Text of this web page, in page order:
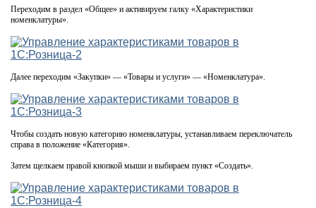
Переходим в раздел «Общее» и активируем галку «Характеристики
номенклатуры».
Далее переходим «Закупки» — «Товары и услуги» — «Номенклатура».
Чтобы создать новую категорию номенклатуры, устанавливаем переключатель
справа в положение «Категория».
Затем щелкаем правой кнопкой мыши и выбираем пункт «Создать».